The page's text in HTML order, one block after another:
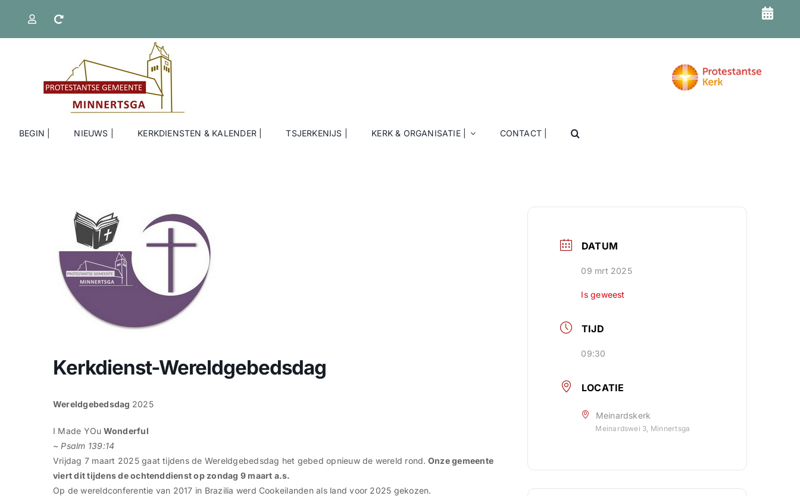
inhoud
BEGIN | NIEUWS | KERKDIENSTEN & KALENDER | TSJERKENIJS | KERK & ORGANISATIE | CONTACT |
Kerkdienst-Wereldgebedsdag
Wereldgebedsdag 2025
I Made YOu Wonderful
~ Psalm 139:14
Vrijdag 7 maart 2025 gaat tijdens de Wereldgebedsdag het gebed opnieuw de wereld rond. Onze gemeente
viert dit tijdens de ochtenddienst op zondag 9 maart a.s.
Op de wereldconferentie van 2017 in Brazilia werd Cookeilanden als land voor 2025 gekozen.
DATUM
09 mrt 2025
Is geweest
TIJD
09:30
LOCATIE
Meinardskerk
Meinardswei 3, Minnertsga